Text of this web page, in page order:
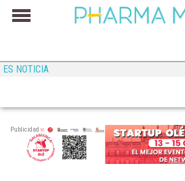
ES NOTICIA
Publicidad